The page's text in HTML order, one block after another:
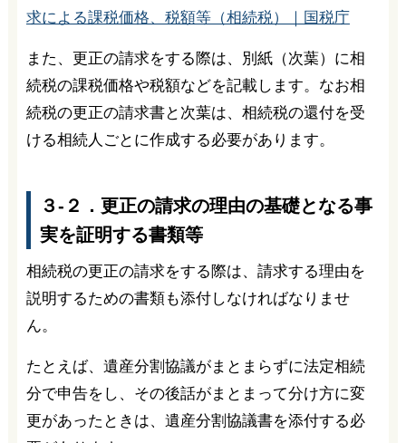
求による課税価格、税額等（相続税）｜国税庁
また、更正の請求をする際は、別紙（次葉）に相
続税の課税価格や税額などを記載します。なお相
続税の更正の請求書と次葉は、相続税の還付を受
ける相続人ごとに作成する必要があります。
３-２．更正の請求の理由の基礎となる事
実を証明する書類等
相続税の更正の請求をする際は、請求する理由を
説明するための書類も添付しなければなりませ
ん。
たとえば、遺産分割協議がまとまらずに法定相続
分で申告をし、その後話がまとまって分け方に変
更があったときは、遺産分割協議書を添付する必